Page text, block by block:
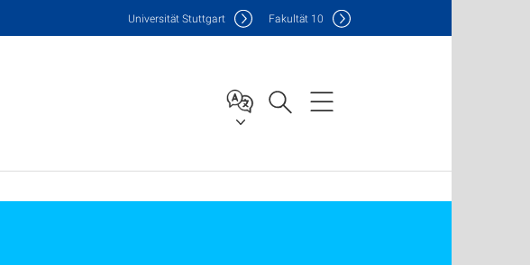
Universität Stuttgart Fakultät 10